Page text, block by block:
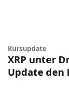
Kursupdate
XRP unter
Update den